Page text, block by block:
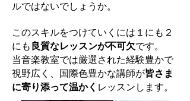
ルではないでしょうか。
このスキルをつけていくには１にも２
にも 良質なレッスンが不可欠です。
当音楽教室では厳選された経験豊かで
視野広く、国際色豊かな講師が皆さま
に寄り添って温かく レッスンします。